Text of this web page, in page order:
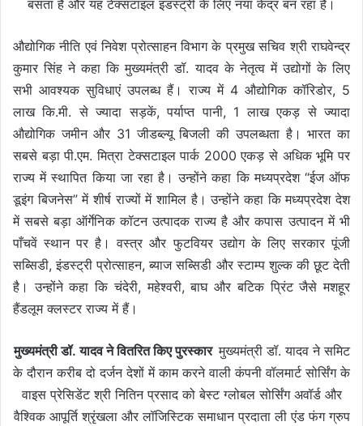
बसता है और यह टेक्सटाइल इंडस्ट्री के लिए नया केंद्र बन रहा है।
औद्योगिक नीति एवं निवेश प्रोत्साहन विभाग के प्रमुख सचिव श्री राघवेन्द्र
कुमार सिंह ने कहा कि मुख्यमंत्री डॉ. यादव के नेतृत्व में उद्योगों के लिए
सभी आवश्यक सुविधाएं उपलब्ध हैं। राज्य में 4 औद्योगिक कॉरिडोर, 5
लाख कि.मी. से ज्यादा सड़कें, पर्याप्त पानी, 1 लाख एकड़ से ज्यादा
औद्योगिक जमीन और 31 जीडब्ल्यू बिजली की उपलब्धता है। भारत का
सबसे बड़ा पी.एम. मित्रा टेक्सटाइल पार्क 2000 एकड़ से अधिक भूमि पर
राज्य में स्थापित किया जा रहा है। उन्होंने कहा कि मध्यप्रदेश “ईज ऑफ
डूइंग बिजनेस” में शीर्ष राज्यों में शामिल है। उन्होंने कहा कि मध्यप्रदेश देश
में सबसे बड़ा ऑर्गेनिक कॉटन उत्पादक राज्य है और कपास उत्पादन में भी
पाँचवें स्थान पर है। वस्त्र और फुटवियर उद्योग के लिए सरकार पूंजी
सब्सिडी, इंडस्ट्री प्रोत्साहन, ब्याज सब्सिडी और स्टाम्प शुल्क की छूट देती
है। उन्होंने कहा कि चंदेरी, महेश्वरी, बाघ और बटिक प्रिंट जैसे मशहूर
हैंडलूम क्लस्टर राज्य में हैं।
मुख्यमंत्री डॉ. यादव ने वितरित किए पुरस्कारमुख्यमंत्री डॉ. यादव ने समिट
के दौरान करीब दो दर्जन देशों में काम करने वाली कंपनी वॉलमार्ट सोर्सिंग के
वाइस प्रेसिडेंट श्री नितिन प्रसाद को बेस्ट ग्लोबल सोर्सिंग अवॉर्ड और
वैश्विक आपूर्ति श्रृंखला और लॉजिस्टिक समाधान प्रदाता ली एंड फंग ग्रुप